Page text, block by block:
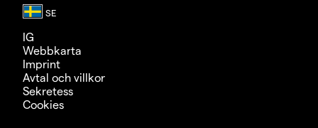
IG
Webbkarta
Imprint
Avtal och villkor
Sekretess
Cookies